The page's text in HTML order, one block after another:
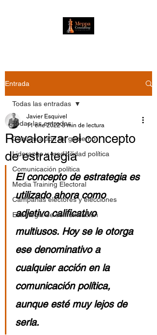
Entrada
Todas las entradas
Comunicación de gobierno
Liderazgo y credibilidad política
Comunicación política
Media Training Electoral
Campañas electores y elecciones
Estrategia de comunicación
Todas las entradas
Revalorizar el concepto
de estrategia
Javier Esquivel
11 ene 2022 3 min de lectura
El concepto de estrategia es
utilizado ahora como
adjetivo calificativo
multiusos. Hoy se le otorga
ese denominativo a
cualquier acción en la
comunicación política,
aunque esté muy lejos de
serla.